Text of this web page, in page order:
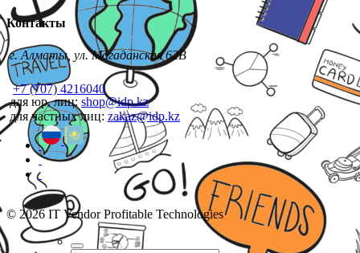
Контакты
г. Алматы, ул. Магаданская 62В
+7 (707) 4216040
для юр. лиц: shop@idp.kz
для частных лиц: zakaz@idp.kz
© 2026 IT Vendor Profitable Technologies